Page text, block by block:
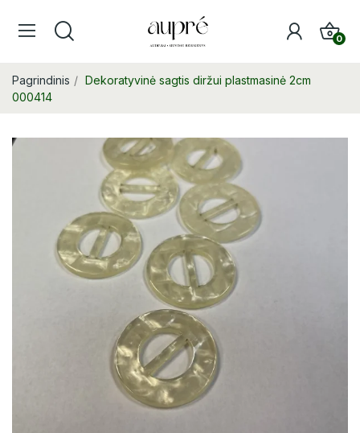
0
Pagrindinis
Dekoratyvinė sagtis diržui plastmasinė 2cm
000414